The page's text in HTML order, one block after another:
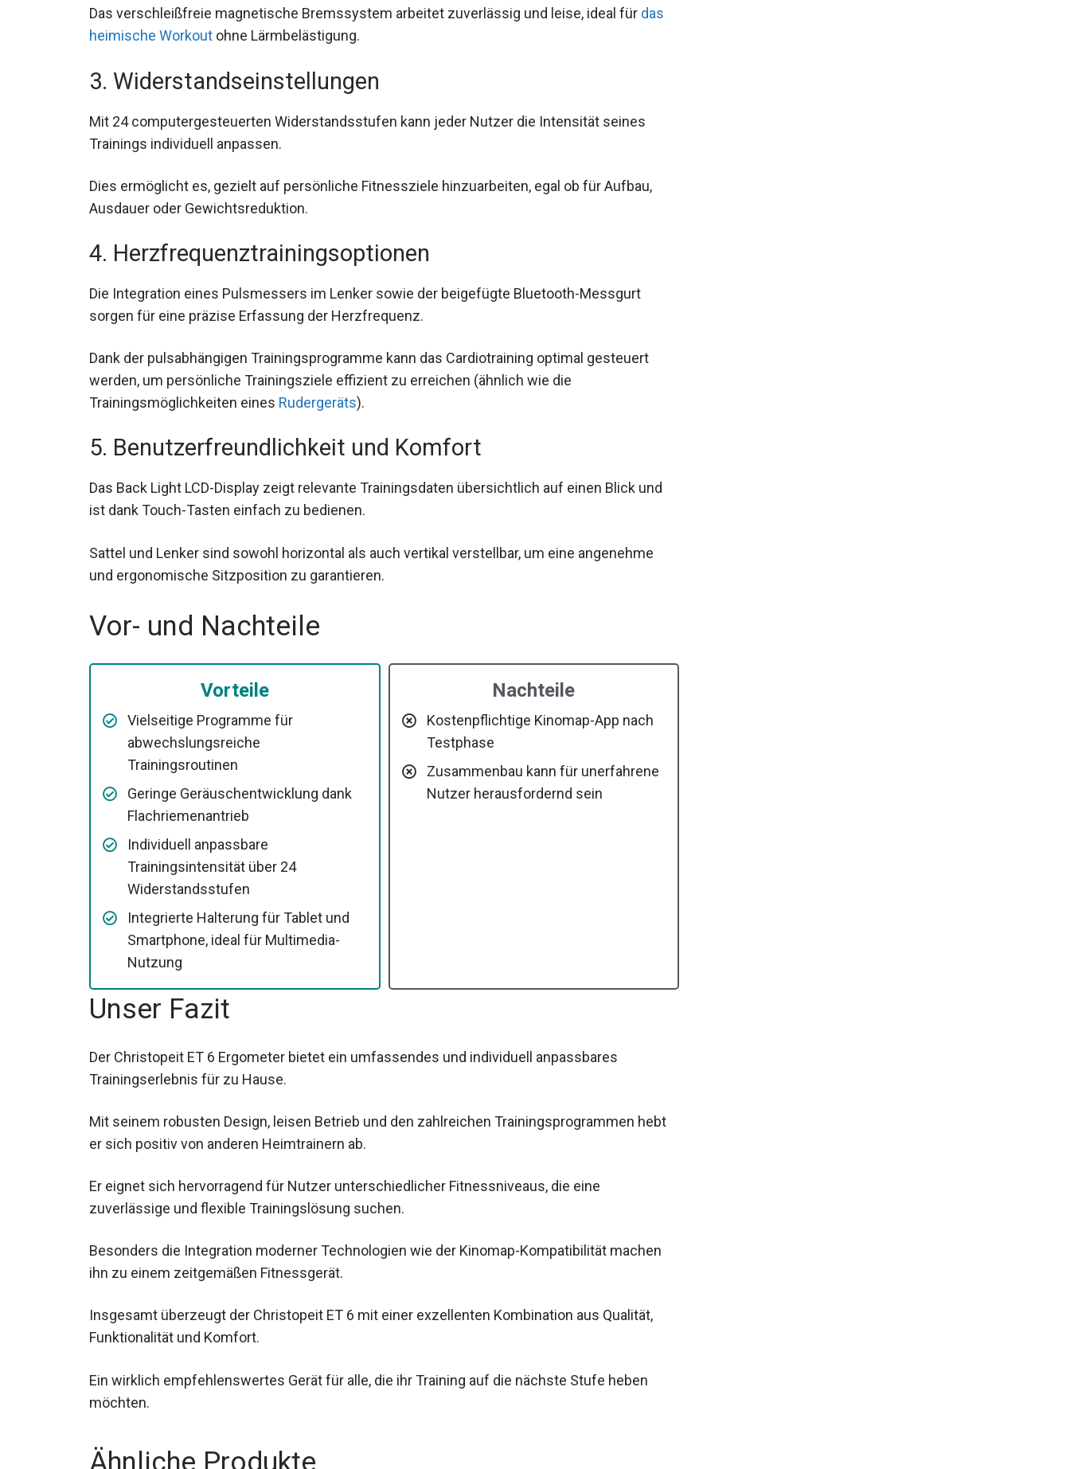
Das verschleißfreie magnetische Bremssystem arbeitet zuverlässig und leise, ideal für das
heimische Workout ohne Lärmbelästigung.
3. Widerstandseinstellungen
Mit 24 computergesteuerten Widerstandsstufen kann jeder Nutzer die Intensität seines
Trainings individuell anpassen.
Dies ermöglicht es, gezielt auf persönliche Fitnessziele hinzuarbeiten, egal ob für Aufbau,
Ausdauer oder Gewichtsreduktion.
4. Herzfrequenztrainingsoptionen
Die Integration eines Pulsmessers im Lenker sowie der beigefügte Bluetooth-Messgurt
sorgen für eine präzise Erfassung der Herzfrequenz.
Dank der pulsabhängigen Trainingsprogramme kann das Cardiotraining optimal gesteuert
werden, um persönliche Trainingsziele effizient zu erreichen (ähnlich wie die
Trainingsmöglichkeiten eines Rudergeräts).
5. Benutzerfreundlichkeit und Komfort
Das Back Light LCD-Display zeigt relevante Trainingsdaten übersichtlich auf einen Blick und
ist dank Touch-Tasten einfach zu bedienen.
Sattel und Lenker sind sowohl horizontal als auch vertikal verstellbar, um eine angenehme
und ergonomische Sitzposition zu garantieren.
Vor- und Nachteile
Vorteile
Vielseitige Programme für
abwechslungsreiche
Trainingsroutinen
Geringe Geräuschentwicklung dank
Flachriemenantrieb
Individuell anpassbare
Trainingsintensität über 24
Widerstandsstufen
Integrierte Halterung für Tablet und
Smartphone, ideal für Multimedia-
Nutzung
Nachteile
Kostenpflichtige Kinomap-App nach
Testphase
Zusammenbau kann für unerfahrene
Nutzer herausfordernd sein
Unser Fazit
Der Christopeit ET 6 Ergometer bietet ein umfassendes und individuell anpassbares
Trainingserlebnis für zu Hause.
Mit seinem robusten Design, leisen Betrieb und den zahlreichen Trainingsprogrammen hebt
er sich positiv von anderen Heimtrainern ab.
Er eignet sich hervorragend für Nutzer unterschiedlicher Fitnessniveaus, die eine
zuverlässige und flexible Trainingslösung suchen.
Besonders die Integration moderner Technologien wie der Kinomap-Kompatibilität machen
ihn zu einem zeitgemäßen Fitnessgerät.
Insgesamt überzeugt der Christopeit ET 6 mit einer exzellenten Kombination aus Qualität,
Funktionalität und Komfort.
Ein wirklich empfehlenswertes Gerät für alle, die ihr Training auf die nächste Stufe heben
möchten.
Ähnliche Produkte